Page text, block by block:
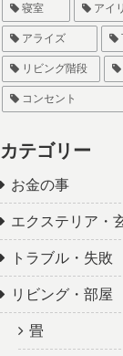
寝室 アイ
アライズ
リビング階段
コンセント
カテゴリー
お金の事
エクステリア・
トラブル・失敗
リビング・部屋
畳